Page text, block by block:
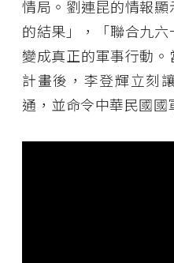
情局。劉連昆的情報
的結果」，「聯合九
變成真正的軍事行動
計畫後，李登輝立刻
通，並命令中華民國國